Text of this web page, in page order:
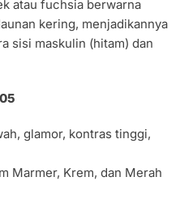
atau fuchsia berwarna
kering, menjadikannya
sisi maskulin (hitam) dan
glamor, kontras tinggi,
Marmer, Krem, dan Merah